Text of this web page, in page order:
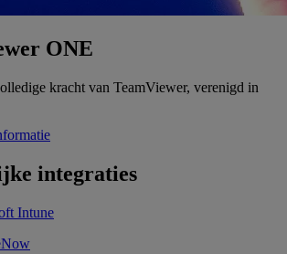
ONE
kracht van TeamViewer, verenigd in
integraties
Intune